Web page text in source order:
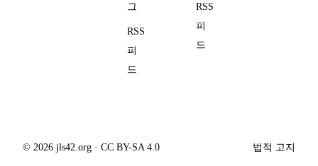
그
RSS
피
드
RSS
피
드
© 2026 jls42.org · CC BY-SA 4.0 법적 고지